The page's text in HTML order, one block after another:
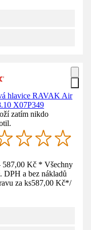
hlavice RAVAK Air
X07P349
zatím nikdo
Kč * Všechny
DPH a bez nákladů
za ks587,00 Kč*/